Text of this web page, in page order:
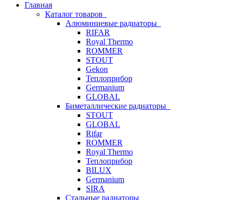
Главная
Каталог товаров
Алюминиевые радиаторы
RIFAR
Royal Thermo
ROMMER
STOUT
Gekon
Теплоприбор
Germanium
GLOBAL
Биметаллические радиаторы
STOUT
GLOBAL
Rifar
ROMMER
Royal Thermo
Теплоприбор
BILUX
Germanium
SIRA
Стальные радиаторы